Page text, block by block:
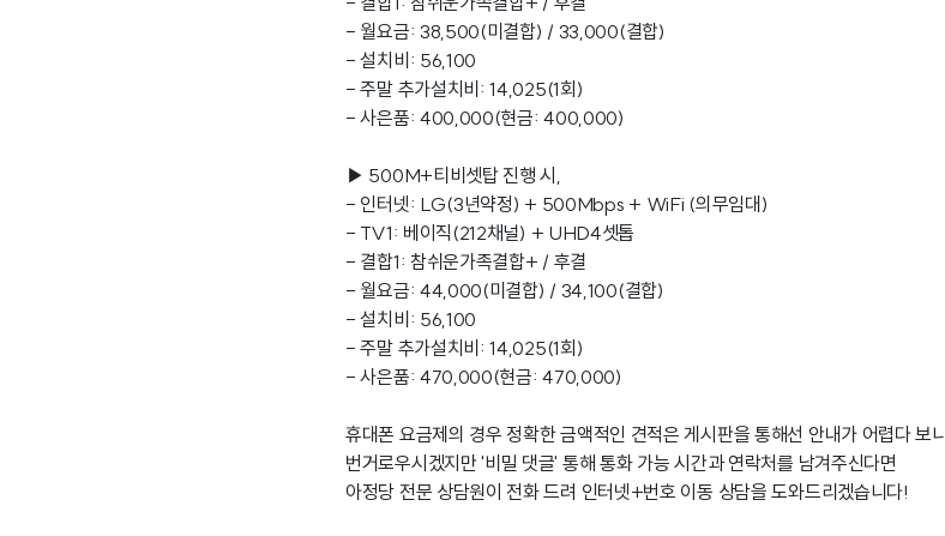
- 월요금: 38,500(미결합) / 33,000(결합)
- 설치비: 56,100
- 주말 추가설치비: 14,025(1회)
- 사은품: 400,000(현금: 400,000)
▶ 500M+티비셋탑 진행 시,
- 인터넷: LG(3년약정) + 500Mbps + WiFi (의무임대)
- TV1: 베이직(212채널) + UHD4셋톱
- 결합1: 참쉬운가족결합+ / 후결
- 월요금: 44,000(미결합) / 34,100(결합)
- 설치비: 56,100
- 주말 추가설치비: 14,025(1회)
- 사은품: 470,000(현금: 470,000)
휴대폰 요금제의 경우 정확한 금액적인 견적은 게시판을 통해선 안내가 어렵다 보니
번거로우시겠지만 '비밀 댓글' 통해 통화 가능 시간과 연락처를 남겨주신다면
아정당 전문 상담원이 전화 드려 인터넷+번호 이동 상담을 도와드리겠습니다!